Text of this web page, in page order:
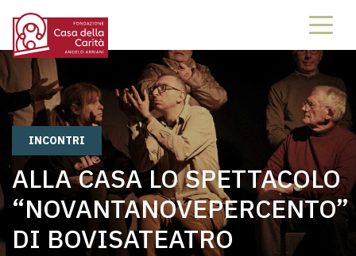
INCONTRI
ALLA CASA LO SPETTACOLO
“NOVANTANOVEPERCENTO”
DI BOVISATEATRO